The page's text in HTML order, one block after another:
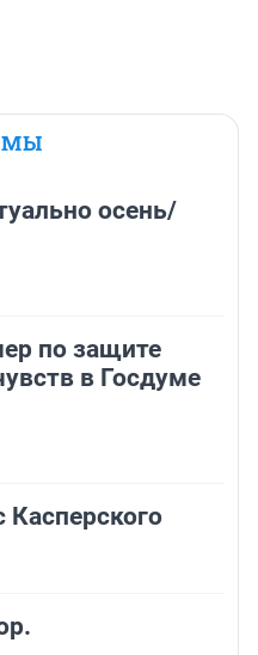
осень/
по защите
в Госдуме
Касперского